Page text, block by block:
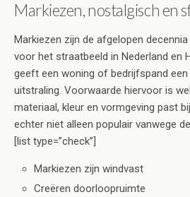
Markiezen, nostalgisch en
Markiezen zijn de afgelopen
voor het straatbeeld in Nederland en
geeft een woning of bedrijfspand
uitstraling. Voorwaarde hiervoor is
materiaal, kleur en vormgeving past
echter niet alleen populair vanwege
[list type=”check”]
Markiezen zijn windvast
Creëren doorloopruimte